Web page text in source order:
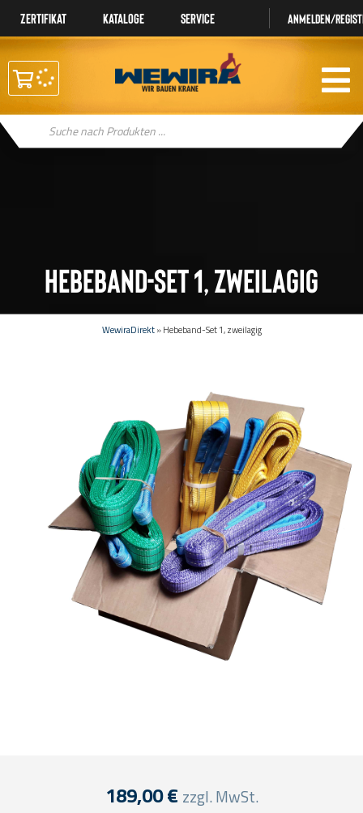
Zertifikat Kataloge Service Anmelden/
Products
search
Hebeband-Set 1, zweilagig
WewiraDirekt»Hebeband-Set 1, zweilagig
189,00€ zzgl. MwSt.